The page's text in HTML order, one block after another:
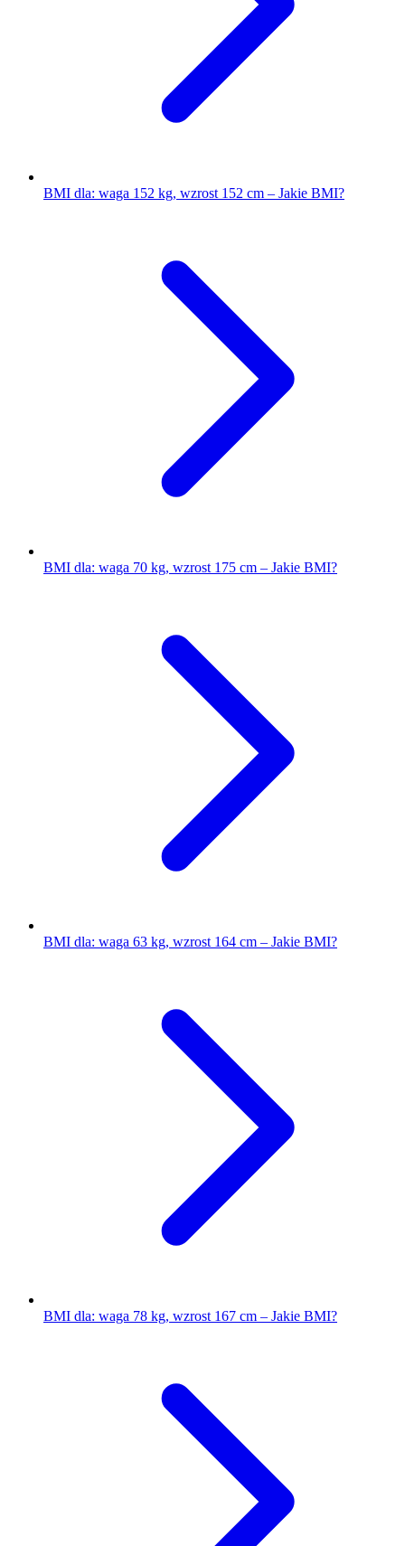
BMI dla: waga 152 kg, wzrost 152 cm – Jakie BMI?
BMI dla: waga 70 kg, wzrost 175 cm – Jakie BMI?
BMI dla: waga 63 kg, wzrost 164 cm – Jakie BMI?
BMI dla: waga 78 kg, wzrost 167 cm – Jakie BMI?